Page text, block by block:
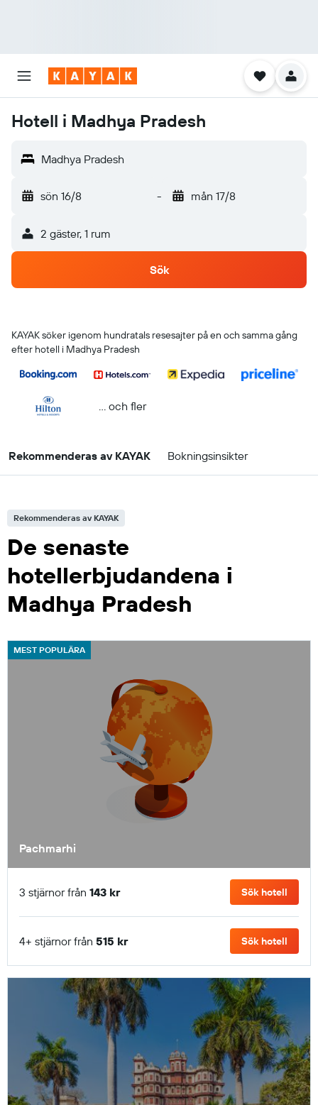
Hotell i Madhya Pradesh
Madhya Pradesh
sön 16/8 - mån 17/8
2 gäster, 1 rum
Sök
KAYAK söker igenom hundratals resesajter på en och samma gång
efter hotell i Madhya Pradesh
... och fler
Rekommenderas av KAYAK Bokningsinsikter
Rekommenderas av KAYAK
De senaste
hotellerbjudandena i
Madhya Pradesh
MEST POPULÄRA
Pachmarhi
3 stjärnor från 143 kr Sök hotell
4+ stjärnor från 515 kr Sök hotell